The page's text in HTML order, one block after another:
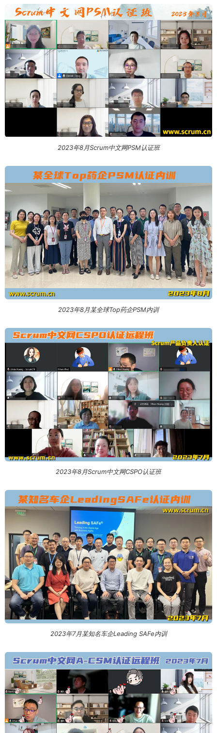
2023年8月Scrum中文网PSM认证班
2023年8月某全球Top药企PSM内训
2023年8月Scrum中文网CSPO认证班
2023年7月某知名车企Leading SAFe内训